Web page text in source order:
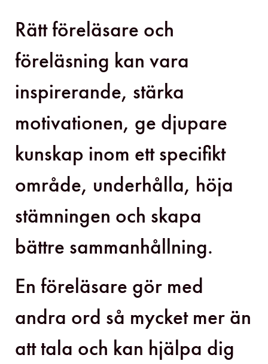
Rätt föreläsare och
föreläsning kan vara
inspirerande, stärka
motivationen, ge djupare
kunskap inom ett specifikt
område, underhålla, höja
stämningen och skapa
bättre sammanhållning.
En föreläsare gör med
andra ord så mycket mer än
att tala och kan hjälpa dig